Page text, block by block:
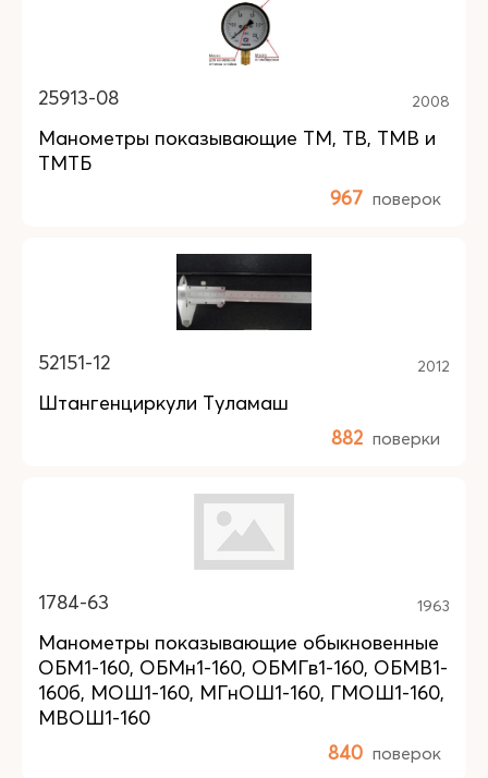
25913-08 2008
Манометры показывающие ТМ, ТВ, ТМВ и
ТМТБ
967 поверок
52151-12 2012
Штангенциркули Туламаш
882 поверки
1784-63 1963
Манометры показывающие обыкновенные
ОБМ1-160, ОБМн1-160, ОБМГв1-160, ОБМВ1-
160б, МОШ1-160, МГнОШ1-160, ГМОШ1-160,
МВОШ1-160
840 поверок